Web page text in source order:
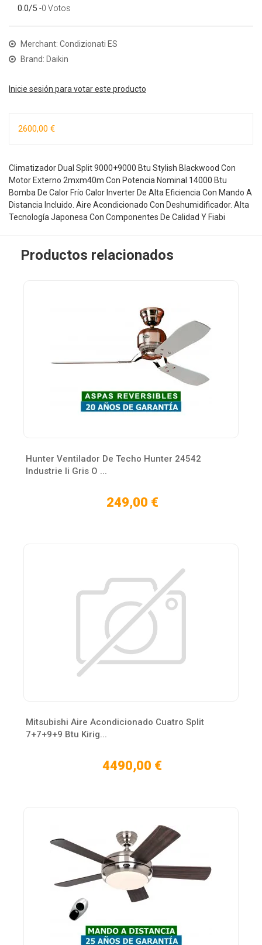
0.0/5 -0 Votos
Merchant: Condizionati ES
Brand: Daikin
Inicie sesión para votar este producto
2600,00 €
Climatizador Dual Split 9000+9000 Btu Stylish Blackwood Con
Motor Externo 2mxm40m Con Potencia Nominal 14000 Btu
Bomba De Calor Frío Calor Inverter De Alta Eficiencia Con Mando A
Distancia Incluido. Aire Acondicionado Con Deshumidificador. Alta
Tecnología Japonesa Con Componentes De Calidad Y Fiabi
Productos relacionados
Hunter Ventilador De Techo Hunter 24542
Industrie Ii Gris O ...
249,00 €
Mitsubishi Aire Acondicionado Cuatro Split
7+7+9+9 Btu Kirig...
4490,00 €